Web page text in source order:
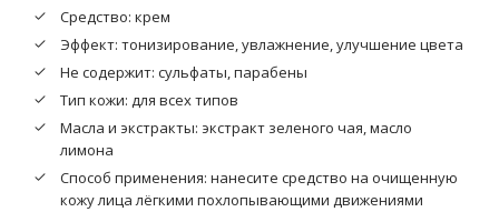
Средство: крем
Эффект: тонизирование, увлажнение, улучшение цвета
Не содержит: сульфаты, парабены
Тип кожи: для всех типов
Масла и экстракты: экстракт зеленого чая, масло
лимона
Способ применения: нанесите средство на очищенную
кожу лица лёгкими похлопывающими движениями